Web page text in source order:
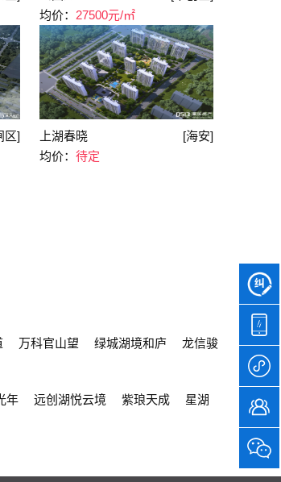
均价： 27500元/㎡
区] [海安]
上湖春晓
均价： 待定
万科官山望 绿城湖境和庐
龙信骏
年 远创湖悦云境 紫琅天成
星湖